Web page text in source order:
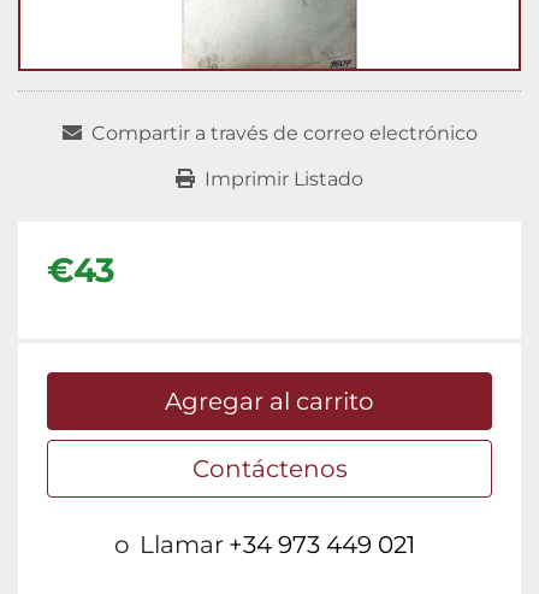
Compartir a través de correo electrónico
Imprimir Listado
€43
Agregar al carrito
Contáctenos
o Llamar +34 973 449 021